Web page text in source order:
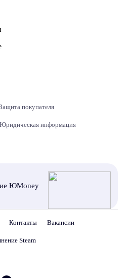
покупателя
Юридическая информация
ЮMoney
Контакты Вакансии
Steam